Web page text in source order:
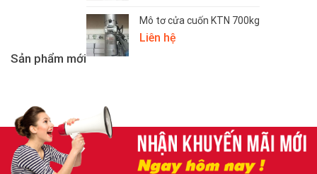
Sản phẩm mới
4.900.000₫.là:
Mô tơ cửa cuốn KTN 700kg
Liên hệ